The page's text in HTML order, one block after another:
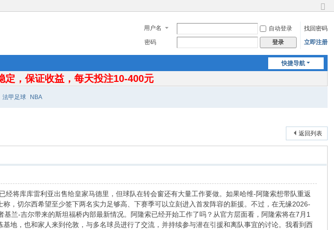
换
到
窄
用户名 自动登录
找回密码
密码
登录 立即注册
快捷导航
定，保证收益，每天投注10-400元
法甲足球 NBA
返回列表
将库库雷利亚出售给皇家马德里，但球队在转会窗还有大量工作要做。如果哈维-阿隆索想带队重返
，切尔西希望至少签下两名实力足够高、下赛季可以立刻进入首发阵容的新援。不过，在无缘2026-
兰-吉尔带来的斯坦福桥内部最新情况。阿隆索已经开始工作了吗？从官方层面看，阿隆索将在7月1
地，也和家人来到伦敦，与多名球员进行了交流，并持续参与潜在引援和离队事宜的讨论。我看到西